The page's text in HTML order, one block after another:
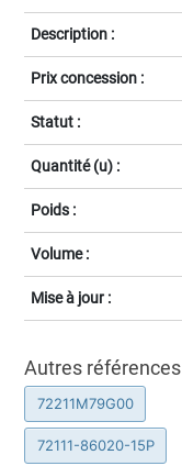
Description :
Prix concession :
Statut :
Quantité (u) :
Poids :
Volume :
Mise à jour :
Autres références
72211M79G00
72111-86020-15P